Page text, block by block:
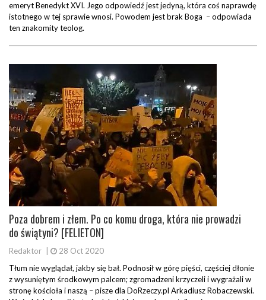
emeryt Benedykt XVI. Jego odpowiedź jest jedyną, która coś naprawdę
istotnego w tej sprawie wnosi. Powodem jest brak Boga – odpowiada
ten znakomity teolog.
Poza dobrem i złem. Po co komu droga, która nie prowadzi
do świątyni? [FELIETON]
Redaktor
28 Oct 2020
Tłum nie wyglądał, jakby się bał. Podnosił w górę pięści, częściej dłonie
z wysuniętym środkowym palcem; zgromadzeni krzyczeli i wygrażali w
stronę kościoła i naszą – pisze dla DoRzeczy.pl Arkadiusz Robaczewski.